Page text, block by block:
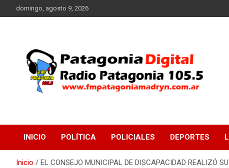
al
domingo, agosto 9, 2026
FM Patagonia Madryn
INICIO POLÍTICA POLICIALES DEPORTES
Inicio EL CONSEJO MUNICIPAL DE DISCAPACIDAD REALIZÓ